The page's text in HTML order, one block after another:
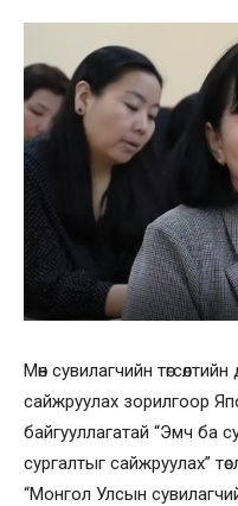
Мөн сувилагчийн
сайжруулах зорилгоор
байгууллагатай “Эмч ба
сургалтыг сайжруулах”
“Монгол Улсын